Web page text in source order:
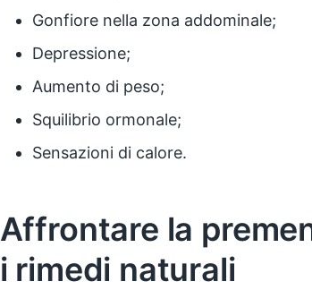
Gonfiore nella zona addominale;
Depressione;
Aumento di peso;
Squilibrio ormonale;
Sensazioni di calore.
Affrontare la
i rimedi naturali